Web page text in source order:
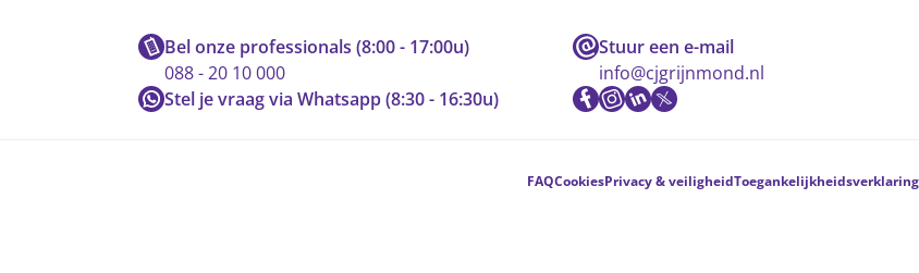
Bel onze professionals (8:00 - 17:00u)
088 - 20 10 000
Stel je vraag via Whatsapp (8:30 - 16:30u)
Stuur een e-mail
info@cjgrijnmond.nl
FAQCookiesPrivacy & veiligheidToegankelijkheidsverklaring